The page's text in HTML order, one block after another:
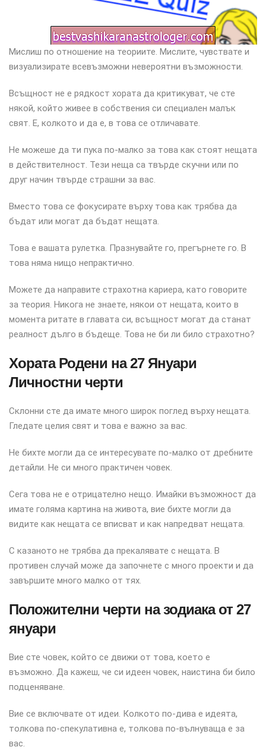
Мислиш по отношение на теориите. Мислите, чувствате и
визуализирате всевъзможни невероятни възможности.
Всъщност не е рядкост хората да критикуват, че сте
някой, който живее в собствения си специален малък
свят. Е, колкото и да е, в това се отличавате.
Не можеше да ти пука по-малко за това как стоят нещата
в действителност. Тези неща са твърде скучни или по
друг начин твърде страшни за вас.
Вместо това се фокусирате върху това как трябва да
бъдат или могат да бъдат нещата.
Това е вашата рулетка. Празнувайте го, прегърнете го. В
това няма нищо непрактично.
Можете да направите страхотна кариера, като говорите
за теория. Никога не знаете, някои от нещата, които в
момента ритате в главата си, всъщност могат да станат
реалност дълго в бъдеще. Това не би ли било страхотно?
Хората Родени на 27 Януари
Личностни черти
Склонни сте да имате много широк поглед върху нещата.
Гледате целия свят и това е важно за вас.
Не бихте могли да се интересувате по-малко от дребните
детайли. Не си много практичен човек.
Сега това не е отрицателно нещо. Имайки възможност да
имате голяма картина на живота, вие бихте могли да
видите как нещата се вписват и как напредват нещата.
С казаното не трябва да прекалявате с нещата. В
противен случай може да започнете с много проекти и да
завършите много малко от тях.
Положителни черти на зодиака от 27
януари
Вие сте човек, който се движи от това, което е
възможно. Да кажеш, че си идеен човек, наистина би било
подценяване.
Вие се включвате от идеи. Колкото по-дива е идеята,
толкова по-спекулативна е, толкова по-вълнуваща е за
вас.